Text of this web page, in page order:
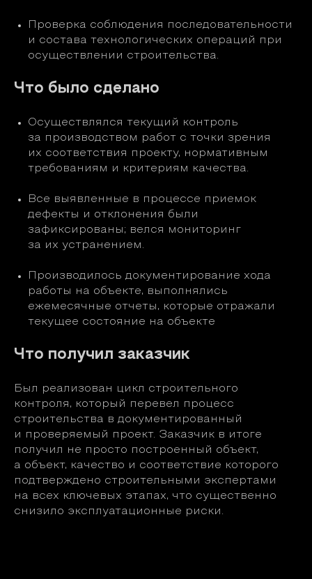
Проверка соблюдения последовательности
и состава технологических операций при
осуществлении строительства.
Что было сделано
Осуществлялся текущий контроль
за производством работ с точки зрения
их соответствия проекту, нормативным
требованиям и критериям качества.
Все выявленные в процессе приемок
дефекты и отклонения были
зафиксированы; велся мониторинг
за их устранением.
Производилось документирование хода
работы на объекте, выполнялись
ежемесячные отчеты, которые отражали
текущее состояние на объекте
Что получил заказчик
Был реализован цикл строительного
контроля, который перевел процесс
строительства в документированный
и проверяемый проект. Заказчик в итоге
получил не просто построенный объект,
а объект, качество и соответствие которого
подтверждено строительными экспертами
на всех ключевых этапах, что существенно
снизило эксплуатационные риски.